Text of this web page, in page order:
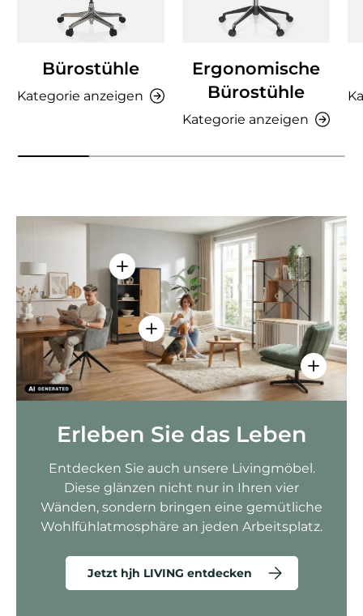
Bürostühle
Kategorie anzeigen
Ergonomische
Bürostühle
Kategorie anzeigen
Einzelheiten anzeigen - AMIO H -
Einzelheiten anzeigen - Sitzolo 2
Erleben Sie das Leben
Entdecken Sie auch unsere Livingmöbel.
Diese glänzen nicht nur in Ihren vier
Wänden, sondern bringen eine gemütliche
Wohlfühlatmosphäre an jeden Arbeitsplatz.
Jetzt hjh LIVING entdecken